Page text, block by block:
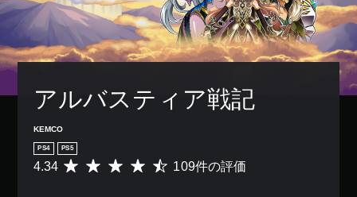
アルバスティア戦記
KEMCO
PS4 PS5
評
4.34 109件の評価